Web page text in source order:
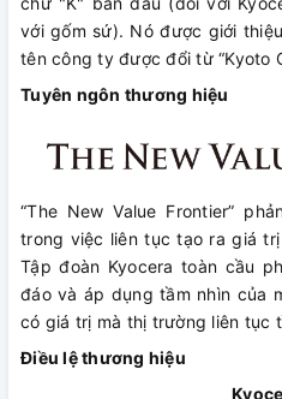
với gốm sứ). Nó được giới
tên công ty được đổi từ “Kyoto
Tuyên ngôn thương hiệu
“The New Value Frontier”
trong việc liên tục tạo ra giá
Tập đoàn Kyocera toàn cầu
đáo và áp dụng tầm nhìn của
có giá trị mà thị trường liên tục
Điều lệ thương hiệu